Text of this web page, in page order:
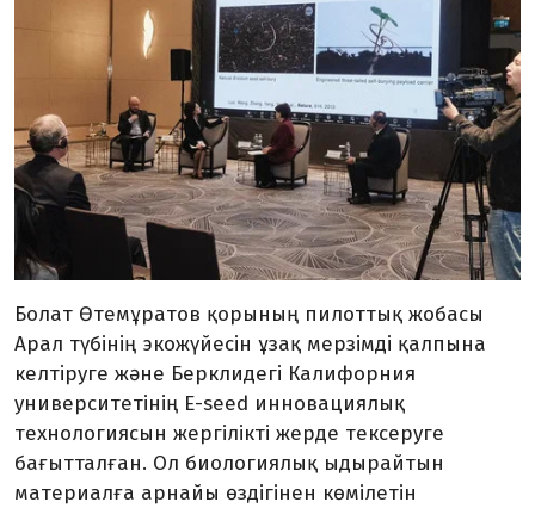
Болат Өтемұратов қорының пилоттық жобасы
Арал түбінің экожүйесін ұзақ мерзімді қалпына
келтіруге және Берклидегі Калифорния
университетінің Е-seed инновациялық
технологиясын жергілікті жерде тексеруге
бағытталған. Ол биологиялық ыдырайтын
материалға арнайы өздігінен көмілетін